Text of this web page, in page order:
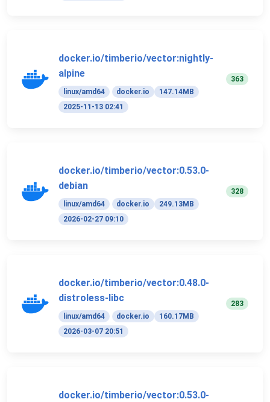
docker.io/timberio/vector:nightly-
alpine
linux/amd64 docker.io
147.14MB
2025-11-13 02:41
363
docker.io/timberio/vector:0.53.0-
debian
linux/amd64 docker.io
249.13MB
2026-02-27 09:10
328
docker.io/timberio/vector:0.48.0-
distroless-libc
linux/amd64 docker.io
160.17MB
2026-03-07 20:51
283
docker.io/timberio/vector:0.53.0-